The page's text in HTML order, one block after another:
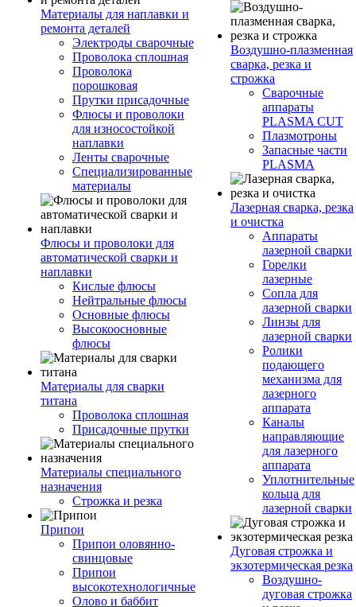
Материалы для наплавки и
ремонта деталей
Электроды сварочные
Проволока сплошная
Проволока
порошковая
Прутки присадочные
Флюсы и проволоки
для износостойкой
наплавки
Ленты сварочные
Специализированные
материалы
Флюсы и проволоки для
автоматической сварки и
наплавки
Кислые флюсы
Нейтральные флюсы
Основные флюсы
Высокоосновные
флюсы
Материалы для сварки
титана
Проволока сплошная
Присадочные прутки
Материалы специального
назначения
Строжка и резка
Припои
Припои оловянно-
свинцовые
Припои
высокотехнологичные
Олово и баббит
Воздушно-плазменная
сварка, резка и
строжка
Сварочные
аппараты
PLASMA CUT
Плазмотроны
Запасные части
PLASMA
Лазерная сварка, резка
и очистка
Аппараты
лазерной сварки
Горелки
лазерные
Сопла для
лазерной сварки
Линзы для
лазерной сварки
Ролики
подающего
механизма для
лазерного
аппарата
Каналы
направляющие
для лазерного
аппарата
Уплотнительные
кольца для
лазерной сварки
Дуговая строжка и
экзотермическая резка
Воздушно-
дуговая строжка